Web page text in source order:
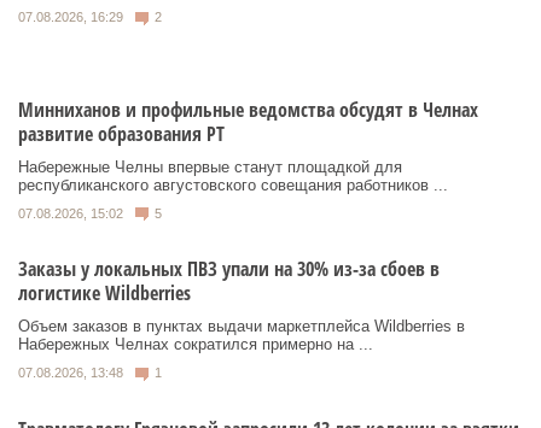
07.08.2026, 16:29 2
Минниханов и профильные ведомства обсудят в Челнах
развитие образования РТ
Набережные Челны впервые станут площадкой для
республиканского августовского совещания работников ...
07.08.2026, 15:02 5
Заказы у локальных ПВЗ упали на 30% из-за сбоев в
логистике Wildberries
Объем заказов в пунктах выдачи маркетплейса Wildberries в
Набережных Челнах сократился примерно на ...
07.08.2026, 13:48 1